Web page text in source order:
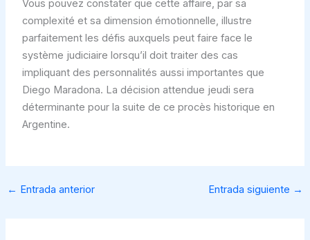
Vous pouvez constater que cette affaire, par sa
complexité et sa dimension émotionnelle, illustre
parfaitement les défis auxquels peut faire face le
système judiciaire lorsqu’il doit traiter des cas
impliquant des personnalités aussi importantes que
Diego Maradona. La décision attendue jeudi sera
déterminante pour la suite de ce procès historique en
Argentine.
← Entrada anterior Entrada siguiente →